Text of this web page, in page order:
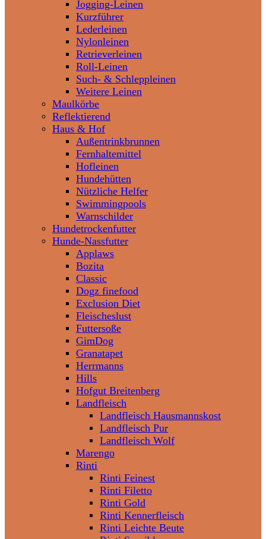
Jogging-Leinen
Kurzführer
Lederleinen
Nylonleinen
Retrieverleinen
Roll-Leinen
Such- & Schleppleinen
Weitere Leinen
Maulkörbe
Reflektierend
Haus & Hof
Außentrinkbrunnen
Fernhaltemittel
Hofleinen
Hundehütten
Nützliche Helfer
Swimmingpools
Warnschilder
Hundetrockenfutter
Hunde-Nassfutter
Applaws
Bozita
Classic
Dogz finefood
Exclusion Diet
Fleischeslust
Futtersoße
GimDog
Granatapet
Herrmanns
Hills
Hofgut Breitenberg
Landfleisch
Landfleisch Hausmannskost
Landfleisch Pur
Landfleisch Wolf
Marengo
Rinti
Rinti Feinest
Rinti Filetto
Rinti Gold
Rinti Kennerfleisch
Rinti Leichte Beute